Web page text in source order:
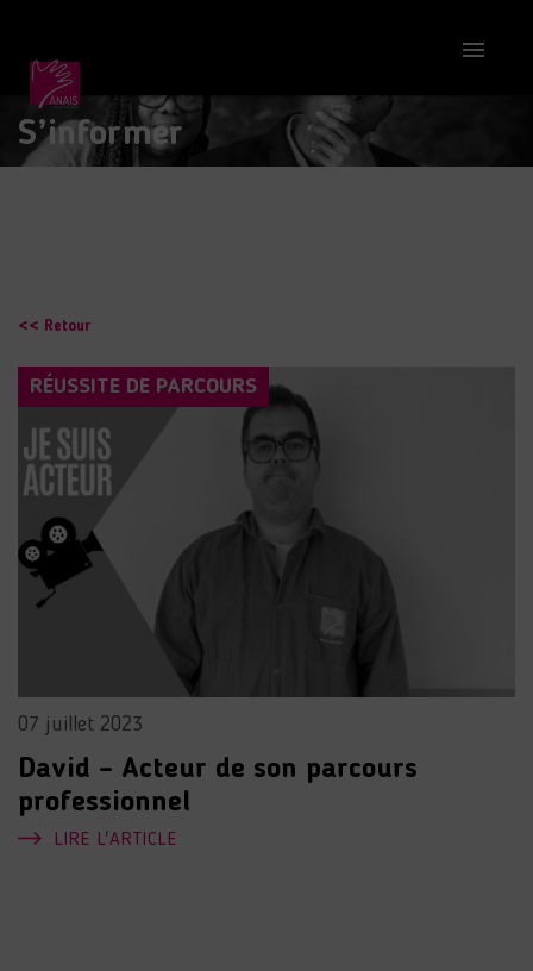

S’informer
<< Retour
RÉUSSITE DE PARCOURS
07 juillet 2023
David – Acteur de son parcours
professionnel
LIRE L'ARTICLE